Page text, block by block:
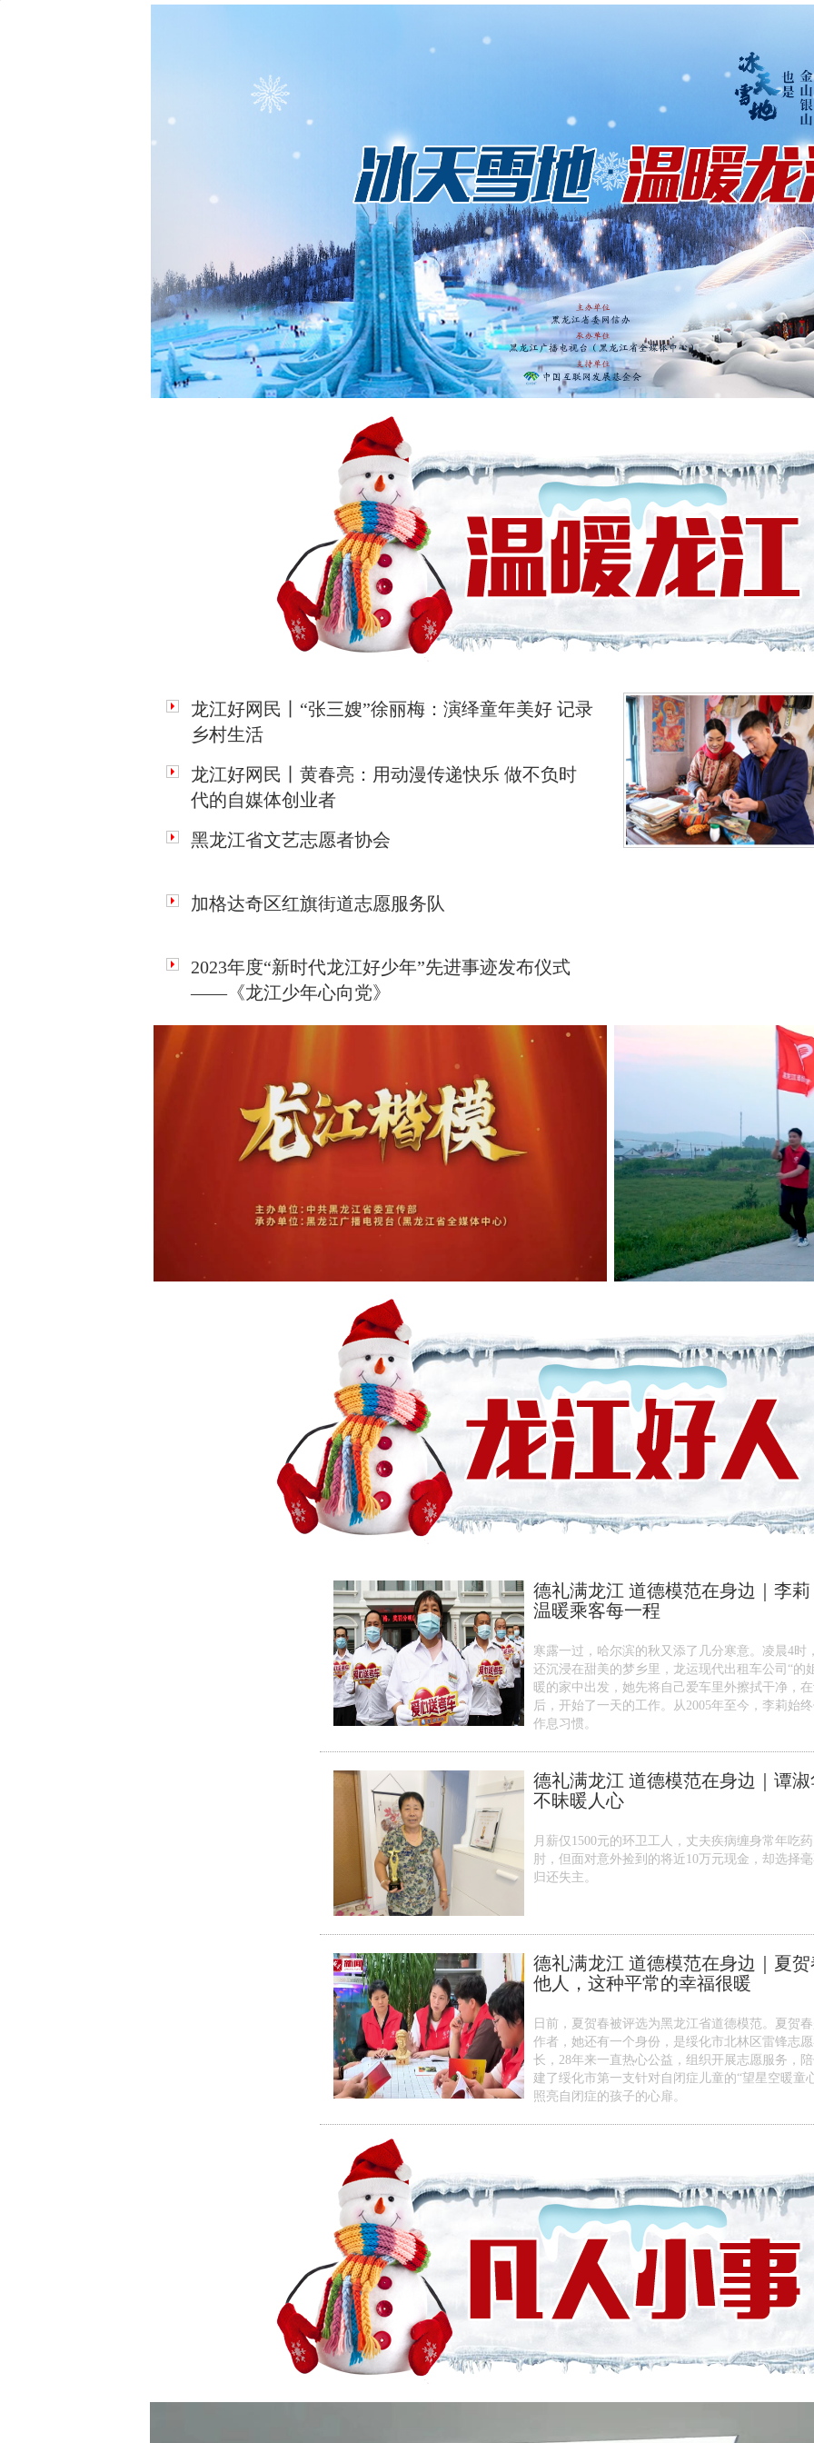
龙江好网民丨“张三嫂”徐丽梅：演绎童年美好 记录
乡村生活
龙江好网民丨黄春亮：用动漫传递快乐 做不负时
代的自媒体创业者
黑龙江省文艺志愿者协会
加格达奇区红旗街道志愿服务队
2023年度“新时代龙江好少年”先进事迹发布仪式
——《龙江少年心向党》
德礼满龙江 道德模范在身边｜李
温暖乘客每一程
寒露一过，哈尔滨的秋又添了几分寒意。凌晨4时
还沉浸在甜美的梦乡里，龙运现代出租车公司“的
暖的家中出发，她先将自己爱车里外擦拭干净，
后，开始了一天的工作。从2005年至今，李莉始
作息习惯。
德礼满龙江 道德模范在身边｜谭
不昧暖人心
月薪仅1500元的环卫工人，丈夫疾病缠身常年吃
肘，但面对意外捡到的将近10万元现金，却选择
归还失主。
德礼满龙江 道德模范在身边｜夏
他人，这种平常的幸福很暖
日前，夏贺春被评选为黑龙江省道德模范。夏贺
作者，她还有一个身份，是绥化市北林区雷锋志
长，28年来一直热心公益，组织开展志愿服务，
建了绥化市第一支针对自闭症儿童的“望星空暖童
照亮自闭症的孩子的心扉。